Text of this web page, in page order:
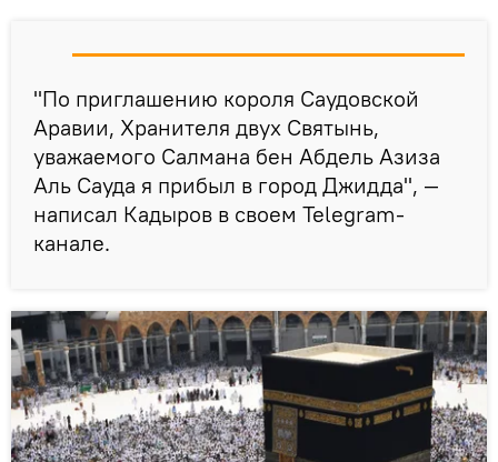
"По приглашению короля Саудовской
Аравии, Хранителя двух Святынь,
уважаемого Салмана бен Абдель Азиза
Аль Сауда я прибыл в город Джидда", —
написал Кадыров в своем Telegram-
канале.